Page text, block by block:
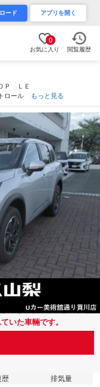
ード アプリを開く
0
お気に入り 閲覧履歴
Ｐ ＬＥ
ロール Ａ
サイドカ
簿（山梨
もっと見る
いた車輛です。
歴 排気量